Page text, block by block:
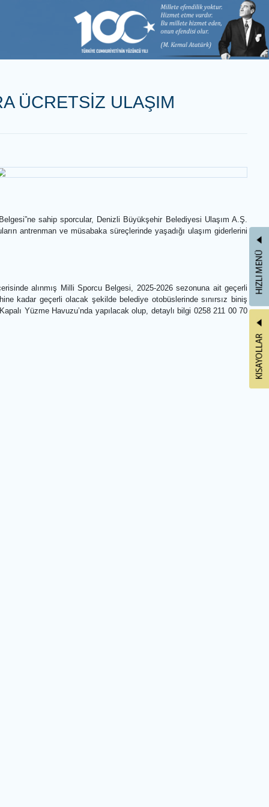
ÜCRETSİZ ULAŞIM
Sporcu Belgesi”ne sahip sporcular, Denizli Büyükşehir
milli sporcuların antrenman ve müsabaka süreçlerinde yaşadığı
son 5 yıl içerisinde alınmış Milli Sporcu Belgesi, 2025-2026
2026 tarihine kadar geçerli olacak şekilde belediye
İncilipınar Kapalı Yüzme Havuzu’nda yapılacak olup, detaylı